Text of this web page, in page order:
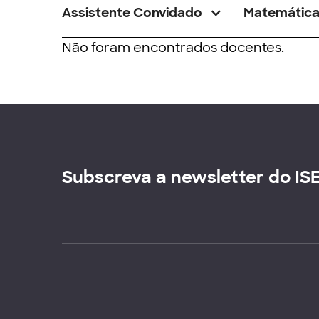
Assistente Convidado Matemática
Não foram encontrados docentes.
Subscreva a newsletter do